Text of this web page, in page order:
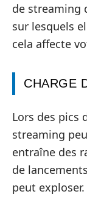
de streaming
sur lesquels
cela affecte
CHARGE
Lors des pics
streaming
entraîne des
de
peut